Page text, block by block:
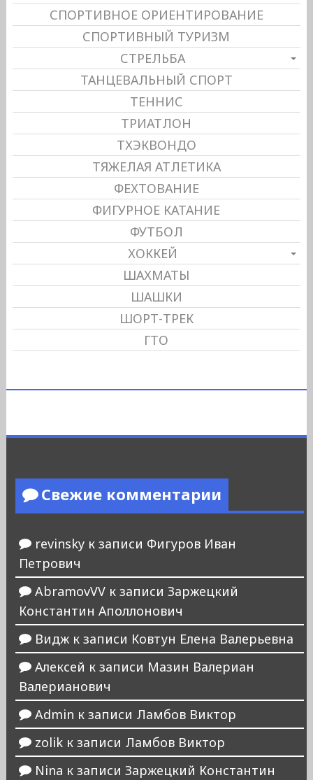
СПОРТИВНОЕ ОРИЕНТИРОВАНИЕ
СПОРТИВНЫЙ ТУРИЗМ
СТРЕЛЬБА
ТАНЦЕВАЛЬНЫЙ СПОРТ
ТЕННИС
ТРИАТЛОН
ТХЭКВОНДО
ТЯЖЕЛАЯ АТЛЕТИКА
ФЕХТОВАНИЕ
ФИГУРНОЕ КАТАНИЕ
ФУТБОЛ
ХОККЕЙ
ШАХМАТЫ
ШАШКИ
ШОРТ-ТРЕК
ГТО
Свежие комментарии
revinskyк записи Фигуров Иван
Петрович
AbramovVVк записи Заржецкий
Константин Аполлонович
Виджк записи Ковтун Елена Валерьевна
Алексей к записи Мазин Валериан
Валерианович
Admin к записи Ламбов Виктор
zolikк записи Ламбов Виктор
Nina к записи Заржецкий Константин